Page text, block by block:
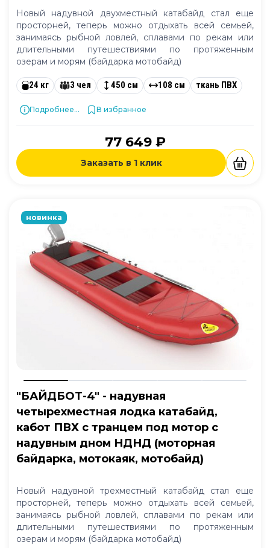
Новый надувной двухместный катабайд стал еще
просторней, теперь можно отдыхать всей семьей,
занимаясь рыбной ловлей, сплавами по рекам или
длительными путешествиями по протяженным
озерам и морям (байдарка мотобайд)
24 кг 3 чел 450 см 108 см ткань ПВХ
Подробнее... В избранное
77 649 ₽
Заказать в 1 клик
новинка
"БАЙДБОТ-4" - надувная
четырехместная лодка катабайд,
кабот ПВХ с транцем под мотор с
надувным дном НДНД (моторная
байдарка, мотокаяк, мотобайд)
Новый надувной трехместный катабайд стал еще
просторней, теперь можно отдыхать всей семьей,
занимаясь рыбной ловлей, сплавами по рекам или
длительными путешествиями по протяженным
озерам и морям (байдарка мотобайд)